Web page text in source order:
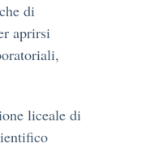
di
aprirsi
liceale di